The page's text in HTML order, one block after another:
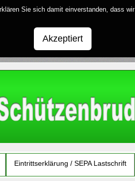
Sie sich damit einverstanden, dass
Akzeptiert
Eintrittserklärung / SEPA Lastschrift